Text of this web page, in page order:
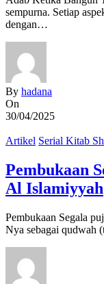
sempurna. Setiap
dengan…
By hadana
On
30/04/2025
Artikel Serial Kitab
Pembukaan
Al Islamiyyah
Pembukaan Segala
Nya sebagai qudwah